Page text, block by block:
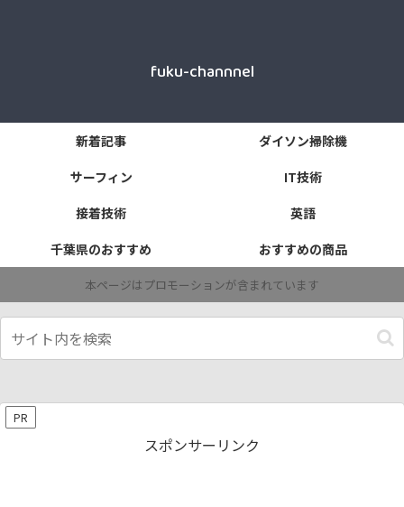
fuku-channnel
新着記事
ダイソン掃除機
サーフィン
IT技術
接着技術
英語
千葉県のおすすめ
おすすめの商品
本ページはプロモーションが含まれています
PR
スポンサーリンク